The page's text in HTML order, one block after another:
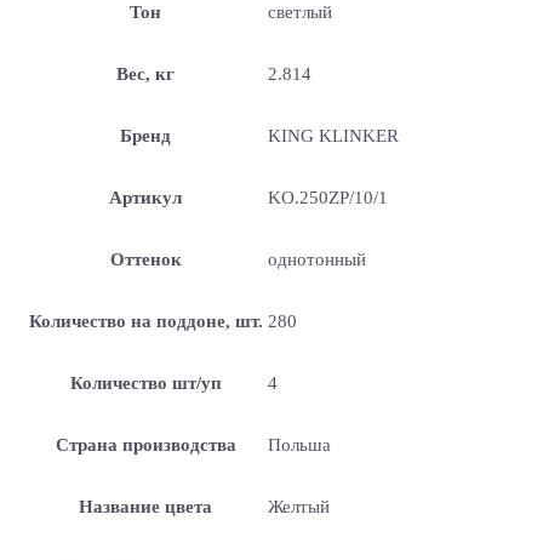
Тон светлый
Вес, кг 2.814
Бренд KING KLINKER
Артикул KO.250ZP/10/1
Оттенок однотонный
Количество на поддоне, шт. 280
Количество шт/уп 4
Страна производства Польша
Название цвета Желтый